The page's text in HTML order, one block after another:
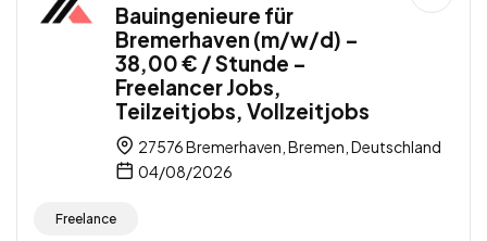
Bauingenieure für
Bremerhaven (m/w/d) –
38,00 € / Stunde –
Freelancer Jobs,
Teilzeitjobs, Vollzeitjobs
27576 Bremerhaven, Bremen, Deutschland
04/08/2026
Freelance